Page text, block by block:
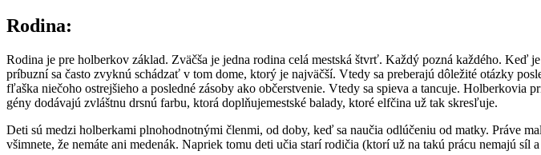
Rodina:
Rodina je pre holberkov základ. Zväčša je jedna rodina celá mestská štvrť. Každý pozná každého.
príbuzní sa často zvyknú schádzať v tom dome, ktorý je najväčší. Vtedy sa preberajú dôležité otázky
fľaška niečoho ostrejšieho a posledné zásoby ako občerstvenie. Vtedy sa spieva a tancuje.
gény dodávajú zvláštnu drsnú farbu, ktorá doplňujemestské balady, ktoré elfčina už tak skresľuje.
Deti sú medzi holberkami plnohodnotnými členmi, od doby, keď sa naučia odlúčeniu od matky. Práve
všimnete, že nemáte ani medenák. Napriek tomu deti učia starí rodičia (ktorí už na takú prácu nemajú